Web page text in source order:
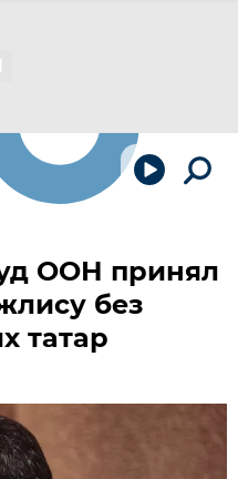
ООН принял
без
татар